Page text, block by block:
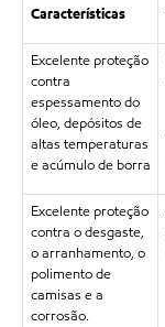
Características
Excelente proteção
contra
espessamento do
óleo, depósitos de
altas temperaturas
e acúmulo de borra
Excelente proteção
contra o desgaste,
o arranhamento, o
polimento de
camisas e a
corrosão.